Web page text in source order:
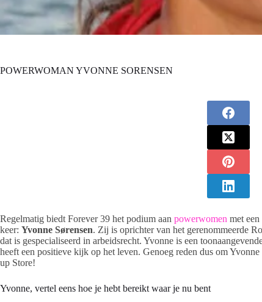
POWERWOMAN YVONNE SORENSEN
Regelmatig biedt Forever 39 het podium aan powerwomen met
keer: Yvonne Sørensen. Zij is oprichter van het gerenommeerde
dat is gespecialiseerd in arbeidsrecht. Yvonne is een
heeft een positieve kijk op het leven. Genoeg reden dus om
up Store!
Yvonne, vertel eens hoe je hebt bereikt waar je nu bent